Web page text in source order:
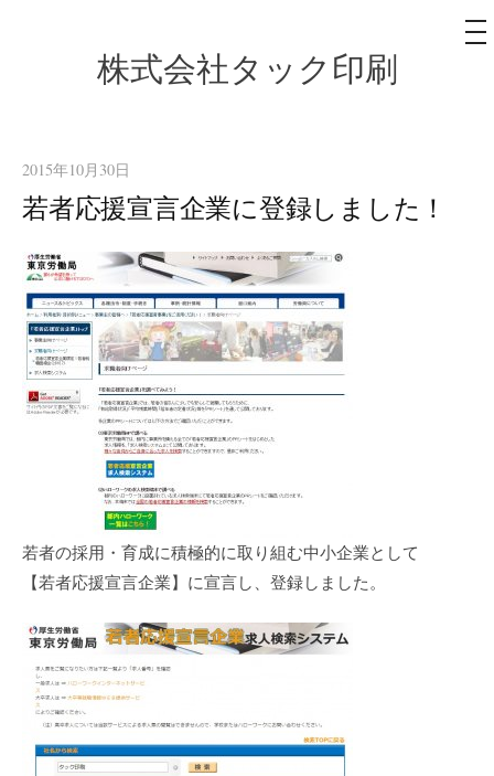
ツ
へ
キ
ッ
プ
株式会社タック印刷
メ
ニ
2015年10月30日
若者応援宣言企業に登録しました！
若者の採用・育成に積極的に取り組む中小企業として
【若者応援宣言企業】に宣言し、登録しました。